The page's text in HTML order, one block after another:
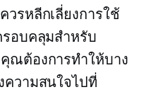
วรหลีกเลี่ยงการใช้
อบคลุมสำหรับ
ณต้องการทำให้บาง
ความสนใจไปที่